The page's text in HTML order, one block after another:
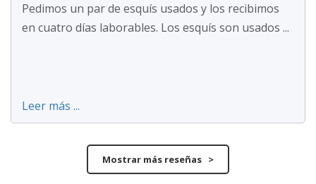
Pedimos un par de esquís usados y los recibimos
en cuatro días laborables. Los esquís son usados ...
Leer más ...
Mostrar más reseñas >